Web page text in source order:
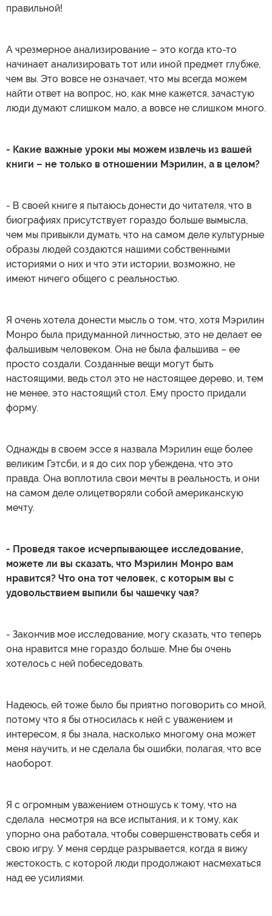
правильной!
А чрезмерное анализирование – это когда кто-то
начинает анализировать тот или иной предмет глубже,
чем вы. Это вовсе не означает, что мы всегда можем
найти ответ на вопрос, но, как мне кажется, зачастую
люди думают слишком мало, а вовсе не слишком много.
- Какие важные уроки мы можем извлечь из вашей
книги – не только в отношении Мэрилин, а в целом?
- В своей книге я пытаюсь донести до читателя, что в
биографиях присутствует гораздо больше вымысла,
чем мы привыкли думать, что на самом деле культурные
образы людей создаются нашими собственными
историями о них и что эти истории, возможно, не
имеют ничего общего с реальностью.
Я очень хотела донести мысль о том, что, хотя Мэрилин
Монро была придуманной личностью, это не делает ее
фальшивым человеком. Она не была фальшива – ее
просто создали. Созданные вещи могут быть
настоящими, ведь стол это не настоящее дерево, и, тем
не менее, это настоящий стол. Ему просто придали
форму.
Однажды в своем эссе я назвала Мэрилин еще более
великим Гэтсби, и я до сих пор убеждена, что это
правда. Она воплотила свои мечты в реальность, и они
на самом деле олицетворяли собой американскую
мечту.
- Проведя такое исчерпывающее исследование,
можете ли вы сказать, что Мэрилин Монро вам
нравится? Что она тот человек, с которым вы с
удовольствием выпили бы чашечку чая?
- Закончив мое исследование, могу сказать, что теперь
она нравится мне гораздо больше. Мне бы очень
хотелось с ней побеседовать.
Надеюсь, ей тоже было бы приятно поговорить со мной,
потому что я бы относилась к ней с уважением и
интересом, я бы знала, насколько многому она может
меня научить, и не сделала бы ошибки, полагая, что все
наоборот.
Я с огромным уважением отношусь к тому, что на
сделала несмотря на все испытания, и к тому, как
упорно она работала, чтобы совершенствовать себя и
свою игру. У меня сердце разрывается, когда я вижу
жестокость, с которой люди продолжают насмехаться
над ее усилиями.